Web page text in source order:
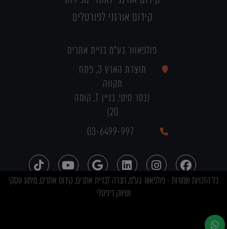
קידום אורגני לפורטלים
פולפאוור בע"מ בניית אתרים
תוצרת הארץ 3, פתח
תקווה
(בסר סיטי, בניין T, קומה
20)
03-6499-997
כל הזכויות שמורות - פולפאוור בע"מ, חברה לבניית אתרים, קידום אתרים, מיתוג עסקי
ושיווק דיגיטלי